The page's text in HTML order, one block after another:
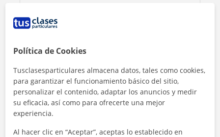
Al hacer clic, aceptas nuestro aviso legaly deprivacidad
Política de Cookies
Tusclasesparticulares almacena datos, tales como cookies,
para garantizar el funcionamiento básico del sitio,
personalizar el contenido, adaptar los anuncios y medir
su eficacia, así como para ofrecerte una mejor
experiencia.
Al hacer clic en “Aceptar”, aceptas lo establecido en